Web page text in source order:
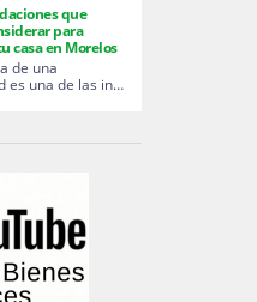
que
para
casa en Morelos
de una
es una de las in…